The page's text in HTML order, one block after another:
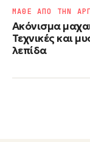
Ακόνισμα
Τεχνικές και
λεπίδα
ΜΑΘΕ ΑΠΟ ΤΗΝ